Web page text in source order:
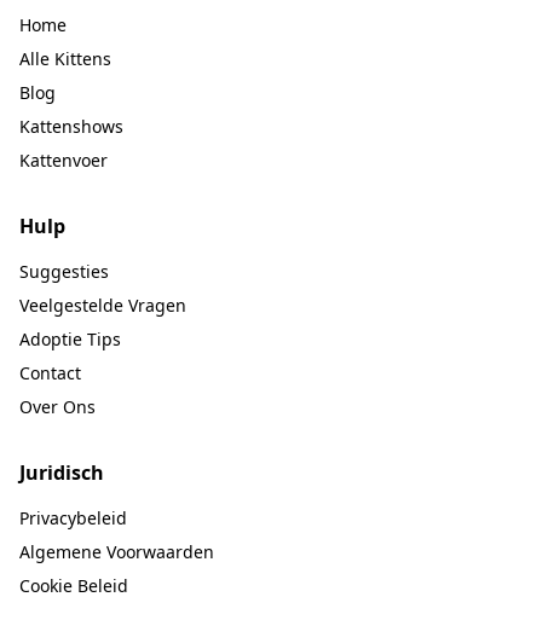
Home
Alle Kittens
Blog
Kattenshows
Kattenvoer
Hulp
Suggesties
Veelgestelde Vragen
Adoptie Tips
Contact
Over Ons
Juridisch
Privacybeleid
Algemene Voorwaarden
Cookie Beleid